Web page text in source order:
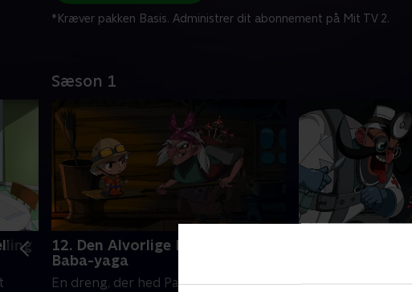
*Kræver pakken Basis. Administrer dit abonnement på Mit TV 2.
Sæson 1
12. Den Alvorlige Historie Om
Baba-yaga
En dreng, der hed Pasha, var bange